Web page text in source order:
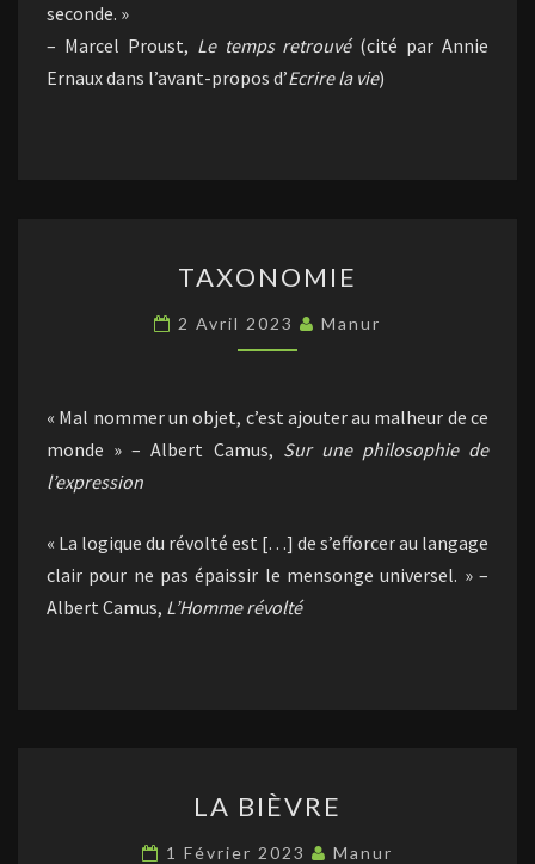
seconde. »
– Marcel Proust, Le temps retrouvé(cité par Annie
Ernaux dans l’avant-propos d’Ecrire la vie)
TAXONOMIE
2 Avril 2023 Manur
« Mal nommer un objet, c’est ajouter au malheur de ce
monde » – Albert Camus, Sur une philosophie de
l’expression
« La logique du révolté est […] de s’efforcer au langage
clair pour ne pas épaissir le mensonge universel. » –
Albert Camus, L’Homme révolté
BIÈVRE
LA BIÈVRE
1 Février 2023 Manur